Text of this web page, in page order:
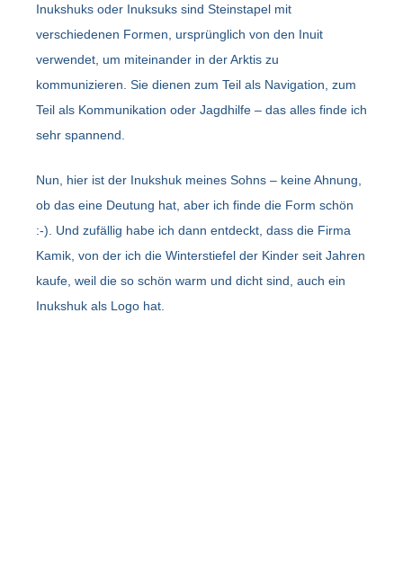
Inukshuks oder Inuksuks sind Steinstapel mit
verschiedenen Formen, ursprünglich von den Inuit
verwendet, um miteinander in der Arktis zu
kommunizieren. Sie dienen zum Teil als Navigation, zum
Teil als Kommunikation oder Jagdhilfe – das alles finde ich
sehr spannend.
Nun, hier ist der Inukshuk meines Sohns – keine Ahnung,
ob das eine Deutung hat, aber ich finde die Form schön
:-). Und zufällig habe ich dann entdeckt, dass die Firma
Kamik, von der ich die Winterstiefel der Kinder seit Jahren
kaufe, weil die so schön warm und dicht sind, auch ein
Inukshuk als Logo hat.